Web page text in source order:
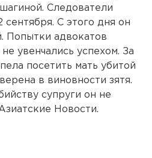
Следователи
С этого дня он
Попытки адвокатов
увенчались успехом. За
посетить мать убитой
в виновности зятя.
супруги он не
Новости.